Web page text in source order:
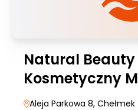
Natural Beauty
Kosmetyczny
Aleja Parkowa 8, Chełmek